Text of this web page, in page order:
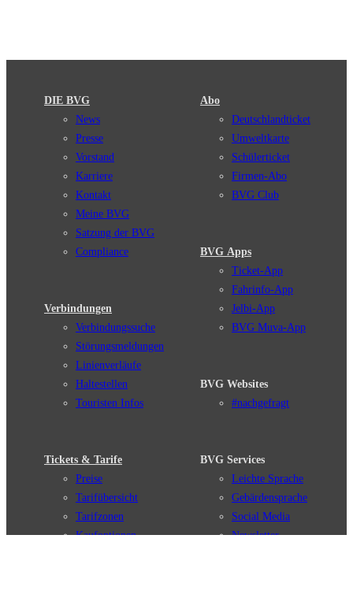
DIE BVG
News
Presse
Vorstand
Karriere
Kontakt
Meine BVG
Satzung der BVG
Compliance
Verbindungen
Verbindungssuche
Störungsmeldungen
Linienverläufe
Haltestellen
Touristen Infos
Tickets & Tarife
Preise
Tarifübersicht
Tarifzonen
Kaufoptionen
Abo
Deutschlandticket
Umweltkarte
Schülerticket
Firmen-Abo
BVG Club
BVG Apps
Ticket-App
Fahrinfo-App
Jelbi-App
BVG Muva-App
BVG Websites
#nachgefragt
BVG Services
Leichte Sprache
Gebärdensprache
Social Media
Newsletter